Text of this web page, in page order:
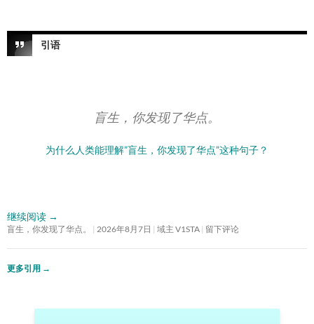
引语
盲生，你发现了华点。
为什么人类能理解”盲生，你发现了华点”这种句子？
继续阅读 →
盲生，你发现了华点。 2026年8月7日 域主 V1STA 留下评论
更多引用 →